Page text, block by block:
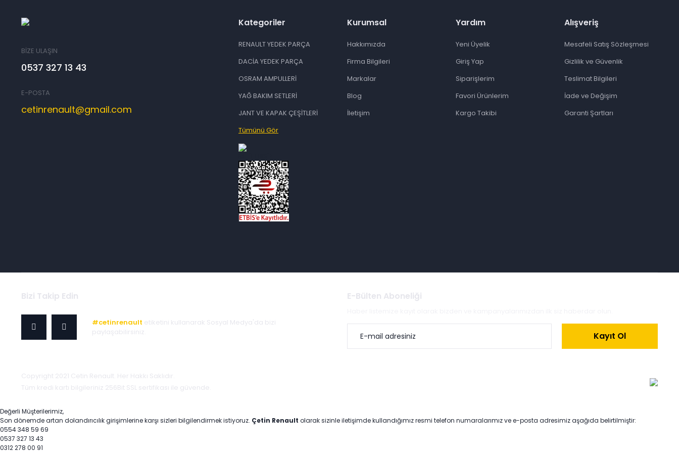
BİZE ULAŞIN
0537 327 13 43
E-POSTA
cetinrenault@gmail.com
Kategoriler
RENAULT YEDEK PARÇA
DACİA YEDEK PARÇA
OSRAM AMPULLERİ
YAĞ BAKIM SETLERİ
JANT VE KAPAK ÇEŞİTLERİ
Tümünü Gör
Kurumsal
Hakkımızda
Firma Bilgileri
Markalar
Blog
İletişim
Yardım
Yeni Üyelik
Giriş Yap
Siparişlerim
Favori Ürünlerim
Kargo Takibi
Alışveriş
Mesafeli Satış Sözleşmesi
Gizlilik ve Güvenlik
Teslimat Bilgileri
İade ve Değişim
Garanti Şartları
Bizi Takip Edin
#cetinrenault etiketini kullanarak Sosyal Medya'da bizi
paylaşabilirsiniz.
E-Bülten Aboneliği
Kayıt Ol
Copyright 2021 Cetin Renault. Her Hakkı Saklıdır.
Tüm kredi kartı bilgileriniz 256Bit SSL sertifikası ile güvende.
Değerli Müşterilerimiz,
Son dönemde artan dolandırıcılık girişimlerine karşı sizleri bilgilendirmek istiyoruz. Çetin Renault olarak sizinle iletişimde kullandığımız resmi telefon numaralarımız ve e-posta adresimiz aşağıda belirtilmiştir:
0554 348 59 69
0537 327 13 43
0312 278 00 91